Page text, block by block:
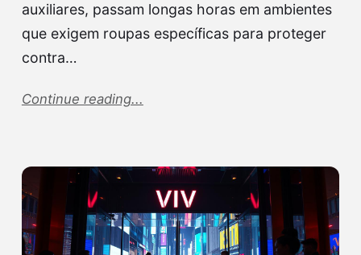
auxiliares, passam longas horas em ambientes
que exigem roupas específicas para proteger
contra…
Continue reading...